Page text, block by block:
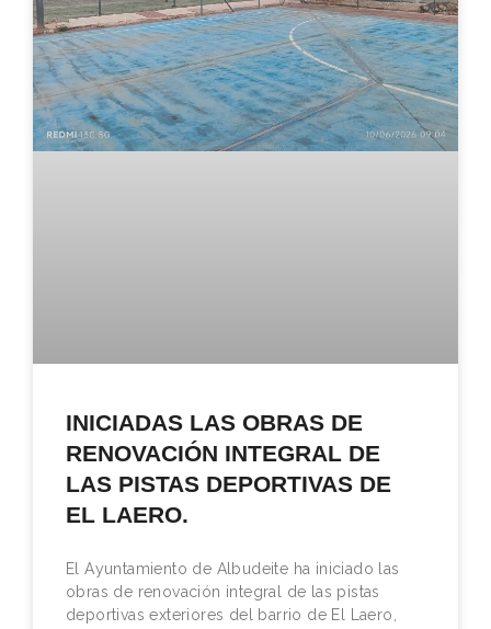
INICIADAS LAS OBRAS DE
RENOVACIÓN INTEGRAL DE
LAS PISTAS DEPORTIVAS DE
EL LAERO.
El Ayuntamiento de Albudeite ha iniciado las
obras de renovación integral de las pistas
deportivas exteriores del barrio de El Laero,